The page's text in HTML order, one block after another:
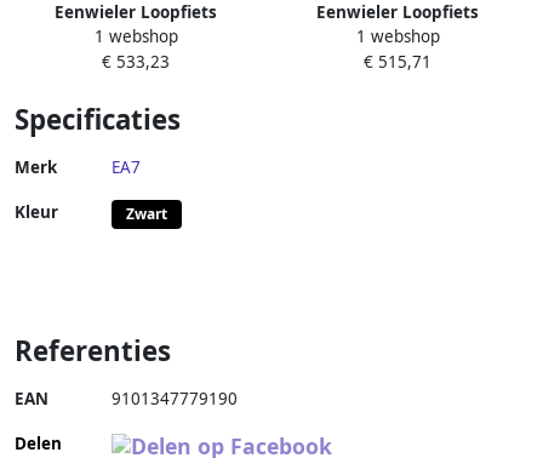
Eenwieler Loopfiets
Buitensporten Antislip
banden 18 inch wiel Blauw
1 webshop
€ 533,23
Eenwieler Loopfiets
Buitensporten Antislip
banden 18 inch wiel Geel
1 webshop
€ 515,71
Specificaties
Merk EA7
Kleur Zwart
Referenties
EAN 9101347779190
Delen